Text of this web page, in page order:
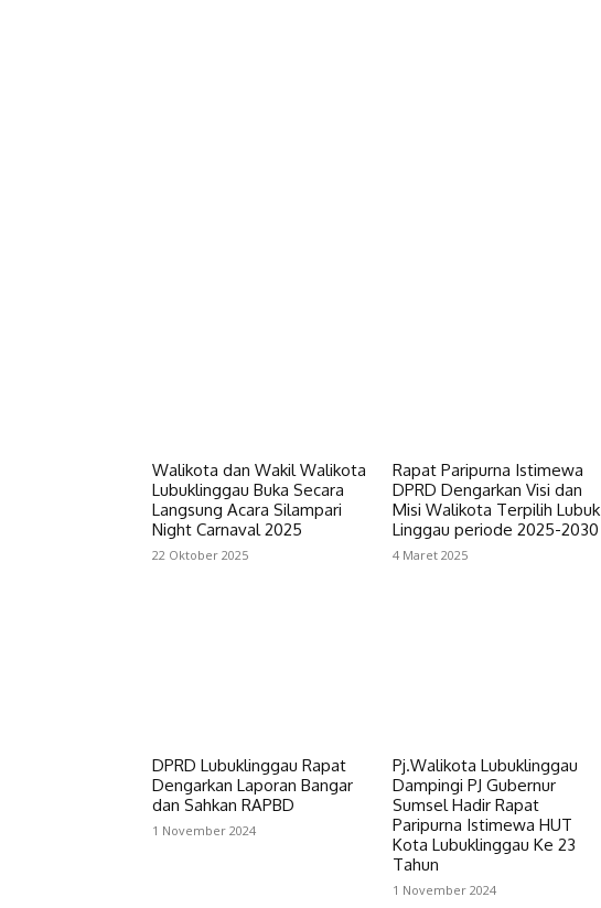
Walikota dan Wakil Walikota
Lubuklinggau Buka Secara
Langsung Acara Silampari
Night Carnaval 2025
22 Oktober 2025
Rapat Paripurna Istimewa
DPRD Dengarkan Visi dan
Misi Walikota Terpilih Lubuk
Linggau periode 2025-2030
4 Maret 2025
DPRD Lubuklinggau Rapat
Dengarkan Laporan Bangar
dan Sahkan RAPBD
1 November 2024
Pj.Walikota Lubuklinggau
Dampingi PJ Gubernur
Sumsel Hadir Rapat
Paripurna Istimewa HUT
Kota Lubuklinggau Ke 23
Tahun
1 November 2024